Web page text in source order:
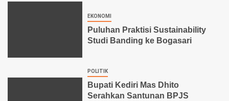
EKONOMI
Puluhan Praktisi Sustainability
Studi Banding ke Bogasari
POLITIK
Bupati Kediri Mas Dhito
Serahkan Santunan BPJS